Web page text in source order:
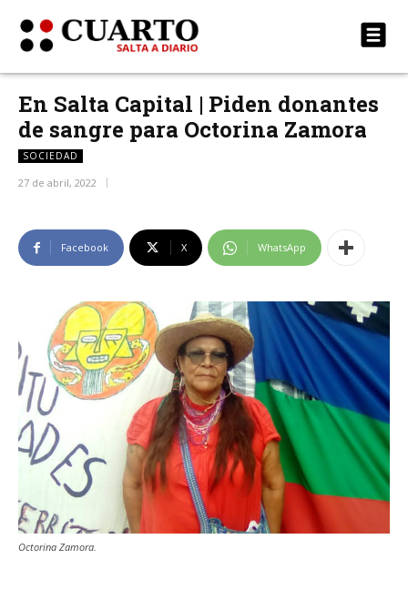
En Salta Capital | Piden donantes
de sangre para Octorina Zamora
SOCIEDAD
27 de abril, 2022
Facebook X WhatsApp
Octorina Zamora.